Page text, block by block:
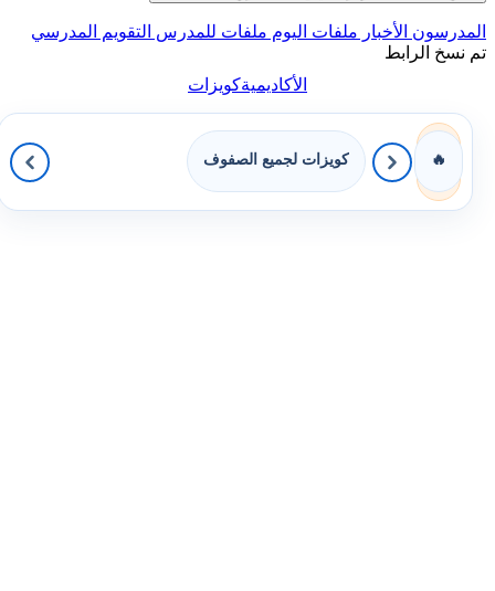
المدرسون الأخبار ملفات اليوم ملفات للمدرس التقويم المدرسي
تم نسخ الرابط
الأكاديميةكويزات
🔥 كويزات لجميع الصفوف